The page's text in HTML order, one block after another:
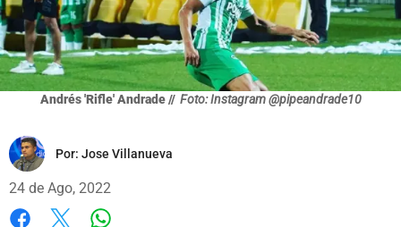
Andrés 'Rifle' Andrade // Foto: Instagram @pipeandrade10
Por: Jose Villanueva
24 de Ago, 2022